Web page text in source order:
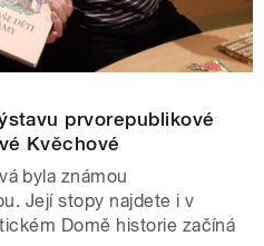
prvorepublikové
Kvěchové
byla známou
Její stopy najdete i v
Domě historie začíná